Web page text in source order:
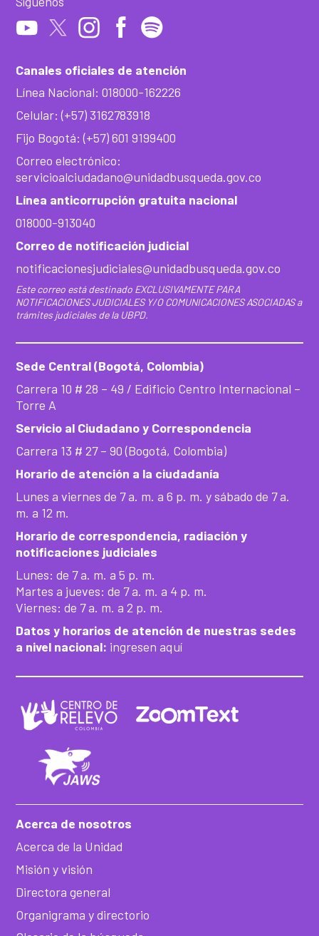
Canales oficiales de atención
Línea Nacional: 018000-162226
Celular: (+57) 3162783918
Fijo Bogotá: (+57) 601 9199400
Correo electrónico:
servicioalciudadano@unidadbusqueda.gov.co
Línea anticorrupción gratuita nacional
018000-913040
Correo de notificación judicial
notificacionesjudiciales@unidadbusqueda.gov.co
Este correo está destinado EXCLUSIVAMENTE PARA
NOTIFICACIONES JUDICIALES Y/O COMUNICACIONES ASOCIADAS a
trámites judiciales de la UBPD.
Sede Central (Bogotá, Colombia)
Carrera 10 # 28 – 49 / Edificio Centro Internacional –
Torre A
Servicio al Ciudadano y Correspondencia
Carrera 13 # 27 – 90 (Bogotá, Colombia)
Horario de atención a la ciudadanía
Lunes a viernes de 7 a. m. a 6 p. m. y sábado de 7 a.
m. a 12 m.
Horario de correspondencia, radiación y
notificaciones judiciales
Lunes: de 7 a. m. a 5 p. m.
Martes a jueves: de 7 a. m. a 4 p. m.
Viernes: de 7 a. m. a 2 p. m.
Datos y horarios de atención de nuestras sedes
a nivel nacional: ingresen aquí
Acerca de nosotros
Acerca de la Unidad
Misión y visión
Directora general
Organigrama y directorio